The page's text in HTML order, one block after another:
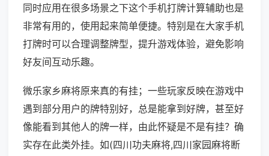
同时应用在很多场景之下这个手机打牌计算辅助也是
非常有用的，使用起来简单便捷。特别是在大家手机
打牌时可以合理调整牌型，提升游戏体验，避免影响
好友间互动乐趣。
微乐家乡麻将原来真的有挂；一些玩家反映在游戏中
遇到部分用户的牌特别好，总是能拿到好牌，甚至好
像能看到其他人的牌一样，由此怀疑是不是有挂？确
实存在此类外挂。如(四川功夫麻将,四川家园麻将断